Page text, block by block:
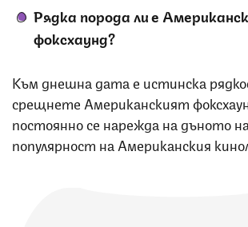
Рядка порода ли е
фоксхаунд?
Към днешна дата е истинска
срещнете Американският
постоянно се нарежда на дъното
популярност на Американския